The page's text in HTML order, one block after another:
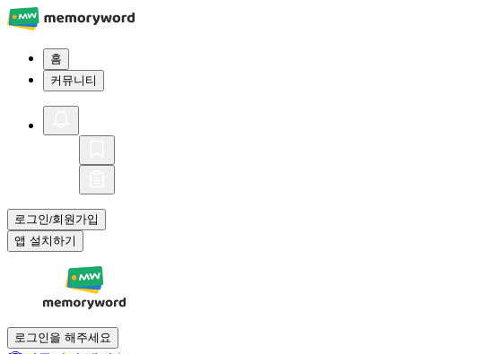
홈
커뮤니티
로그인/회원가입
앱 설치하기
로그인을 해주세요